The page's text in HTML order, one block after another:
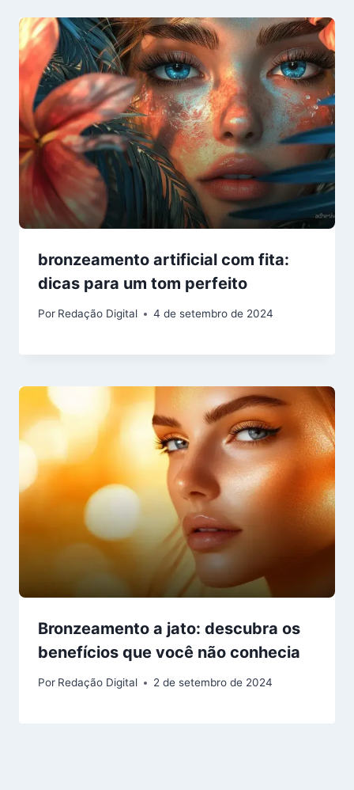
bronzeamento artificial com fita:
dicas para um tom perfeito
Por Redação Digital 4 de setembro de 2024
Bronzeamento a jato: descubra os
benefícios que você não conhecia
Por Redação Digital 2 de setembro de 2024